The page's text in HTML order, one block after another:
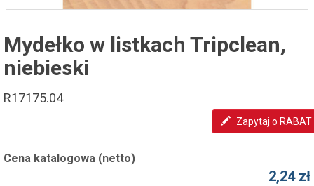
Mydełko w listkach Tripclean,
niebieski
R17175.04
Zapytaj o RABAT
Cena katalogowa (netto)
2,24 zł